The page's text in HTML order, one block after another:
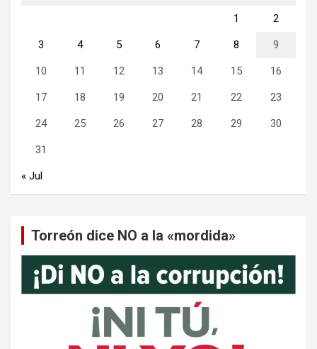
1 2
3 4 5 6 7 8 9
10 11 12 13 14 15 16
17 18 19 20 21 22 23
24 25 26 27 28 29 30
31
« Jul
Torreón dice NO a la «mordida»